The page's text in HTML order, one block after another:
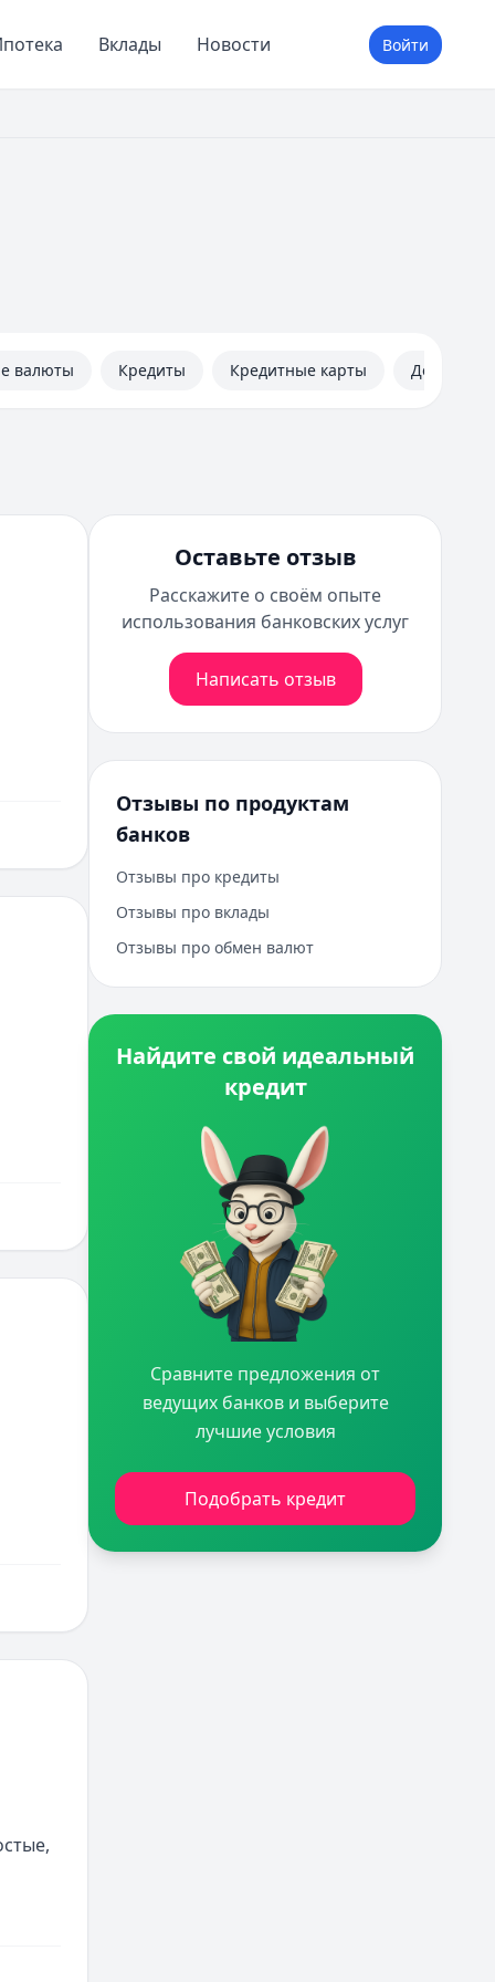
Вклады Новости Войти
валюты Кредиты Кредитные карты
Оставьте отзыв
Расскажите о своём опыте
использования банковских услуг
Написать отзыв
Отзывы по продуктам
банков
Отзывы про кредиты
Отзывы про вклады
Отзывы про обмен валют
Найдите свой идеальный
кредит
Сравните предложения от
ведущих банков и выберите
лучшие условия
Подобрать кредит